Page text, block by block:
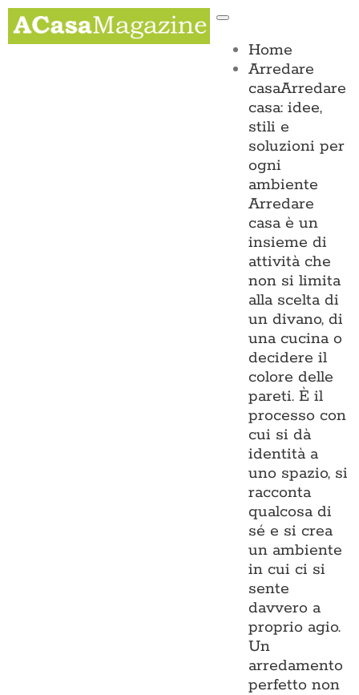
Salta
contenuto
Toggle
Home
Arredare
casaArredare
casa: idee,
stili e
soluzioni per
ogni
ambiente
Arredare
casa è un
insieme di
attività che
non si limita
alla scelta di
un divano, di
una cucina o
decidere il
colore delle
pareti. È il
processo con
cui si dà
identità a
uno spazio, si
racconta
qualcosa di
sé e si crea
un ambiente
in cui ci si
sente
davvero a
proprio agio.
Un
arredamento
perfetto non